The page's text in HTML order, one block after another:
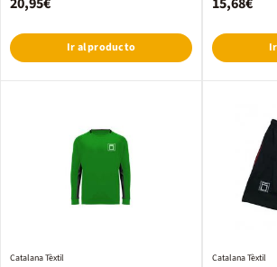
20,95€
Ir al producto
15,68€
Catalana Tèxtil Catalana Tèxtil